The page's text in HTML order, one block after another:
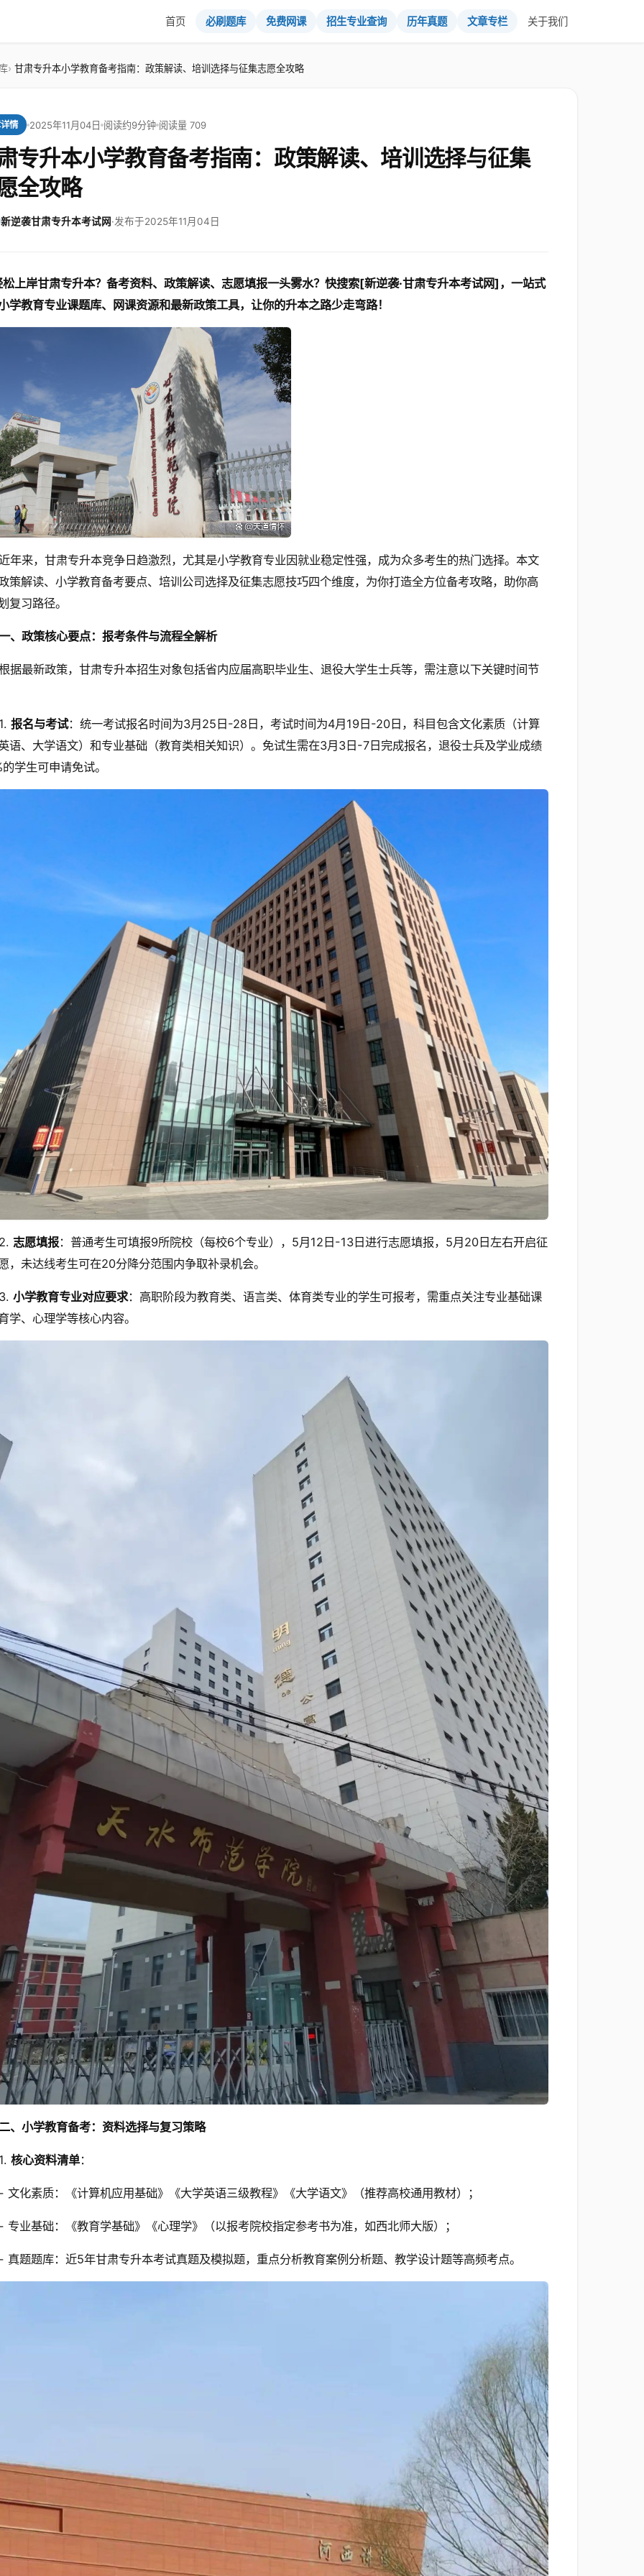
首页 必刷题库 免费网课 招生专业查询 历年真题 文章专栏 关于我们
甘肃专升本小学教育备考指南：政策解读、培训选择与征集志愿全攻略
情 2025年11月04日 阅读约9分钟 阅读量 709
专升本小学教育备考指南：政策解读、培训选择与征集
全攻略
新逆袭甘肃专升本考试网·发布于2025年11月04日
松上岸甘肃专升本？备考资料、政策解读、志愿填报一头雾水？快搜索[新逆袭·甘肃专升本考试网]，一站式
学教育专业课题库、网课资源和最新政策工具，让你的升本之路少走弯路！
年来，甘肃专升本竞争日趋激烈，尤其是小学教育专业因就业稳定性强，成为众多考生的热门选择。本文
策解读、小学教育备考要点、培训公司选择及征集志愿技巧四个维度，为你打造全方位备考攻略，助你高
复习路径。
、政策核心要点：报考条件与流程全解析
据最新政策，甘肃专升本招生对象包括省内应届高职毕业生、退役大学生士兵等，需注意以下关键时间节
报名与考试：统一考试报名时间为3月25日-28日，考试时间为4月19日-20日，科目包含文化素质（计算
语、大学语文）和专业基础（教育类相关知识）。免试生需在3月3日-7日完成报名，退役士兵及学业成绩
学生可申请免试。
志愿填报：普通考生可填报9所院校（每校6个专业），5月12日-13日进行志愿填报，5月20日左右开启征
，未达线考生可在20分降分范围内争取补录机会。
小学教育专业对应要求：高职阶段为教育类、语言类、体育类专业的学生可报考，需重点关注专业基础课
学、心理学等核心内容。
、小学教育备考：资料选择与复习策略
核心资料清单：
文化素质：《计算机应用基础》《大学英语三级教程》《大学语文》（推荐高校通用教材）；
专业基础：《教育学基础》《心理学》（以报考院校指定参考书为准，如西北师大版）；
真题题库：近5年甘肃专升本考试真题及模拟题，重点分析教育案例分析题、教学设计题等高频考点。